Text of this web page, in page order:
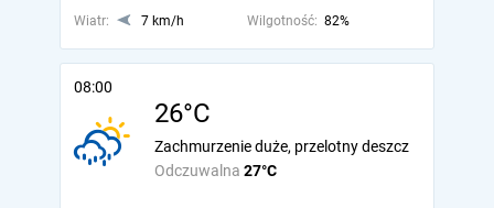
Wiatr: 7 km/h Wilgotność: 82%
08:00
26°C
Odczuwalna 27°C
Zachmurzenie duże, przelotny deszcz